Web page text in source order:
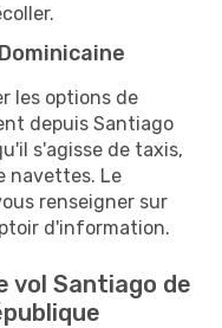
les options de
depuis Santiago
s'agisse de taxis,
navettes. Le
renseigner sur
d'information.
vol Santiago de